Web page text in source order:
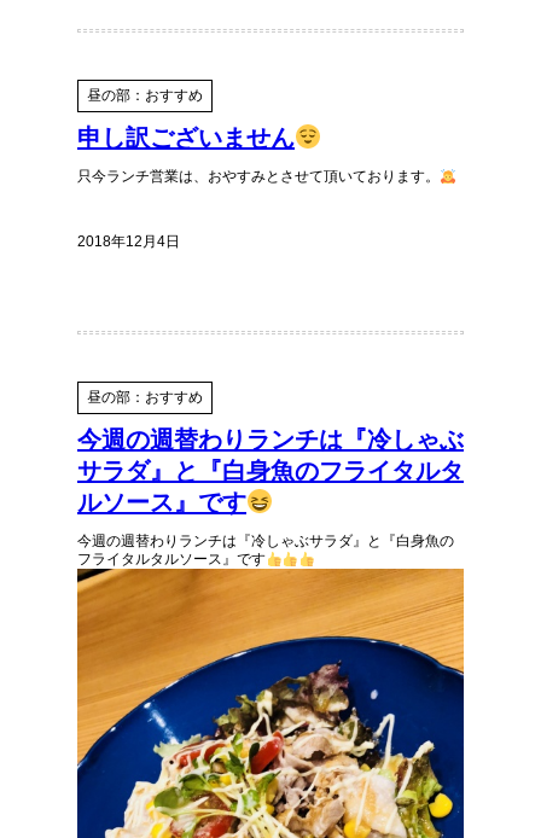
昼の部：おすすめ
申し訳ございません
只今ランチ営業は、おやすみとさせて頂いております。
2018年12月4日
昼の部：おすすめ
今週の週替わりランチは『冷しゃぶ
サラダ』と『白身魚のフライタルタ
ルソース』です
今週の週替わりランチは『冷しゃぶサラダ』と『白身魚の
フライタルタルソース』です